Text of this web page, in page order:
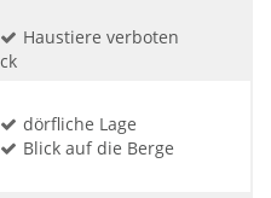
Haustiere verboten
dörfliche Lage
Blick auf die Berge